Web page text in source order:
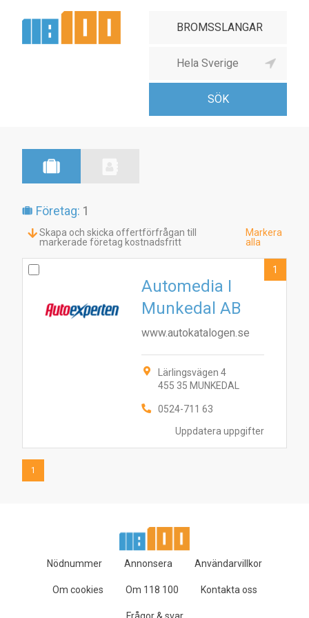
Företag: 1
Skapa och skicka offertförfrågan till
markerade företag kostnadsfritt
Markera
alla
Uppdatera uppgifter
Automedia I
Munkedal AB
www.autokatalogen.se
Lärlingsvägen 4
455 35 MUNKEDAL
0524-711 63
1
1
Nödnummer Annonsera Användarvillkor
Om cookies Om 118 100 Kontakta oss